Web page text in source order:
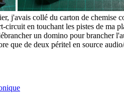
j'avais collé du carton de
circuit en touchant les pistes de ma
un domino pour brancher
que de deux péritel en source